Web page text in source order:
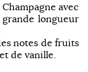
avec
longueur
notes de fruits
de vanille.